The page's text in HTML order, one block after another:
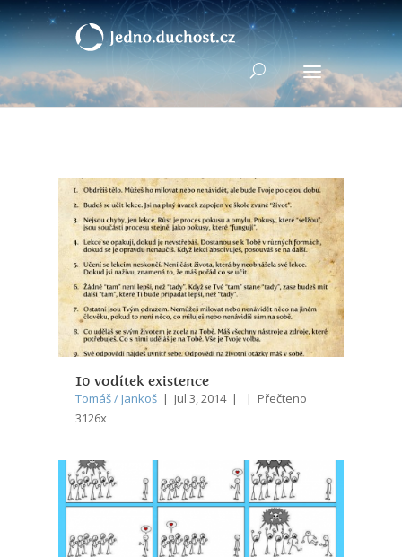
10 vodítek existence
Tomáš / Jankoš | Jul 3, 2014 | | Přečteno
3126x